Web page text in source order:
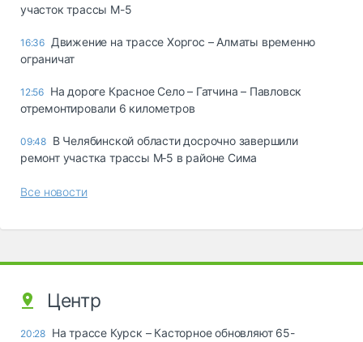
участок трассы М-5
16:36 Движение на трассе Хоргос – Алматы временно
ограничат
12:56 На дороге Красное Село – Гатчина – Павловск
отремонтировали 6 километров
09:48 В Челябинской области досрочно завершили
ремонт участка трассы М‑5 в районе Сима
Все новости
Центр
20:28 На трассе Курск – Касторное обновляют 65-